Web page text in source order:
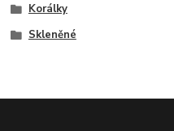
Korálky
Skleněné